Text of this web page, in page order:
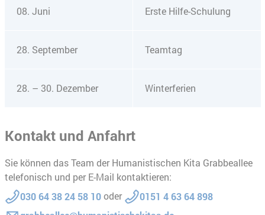
08. Juni Erste Hilfe-Schulung
28. September Teamtag
28. – 30. Dezember Winterferien
Kontakt und Anfahrt
Sie können das Team der Humanistischen Kita Grabbeallee
telefonisch und per E-Mail kontaktieren:
030 64 38 24 58 10oder
0151 4 63 64 898